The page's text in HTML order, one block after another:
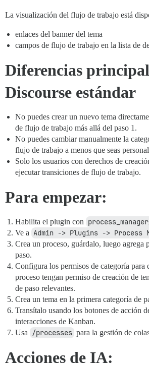
La visualización del flujo de trabajo está
enlaces del banner del tema
campos de flujo de trabajo en la lista de
Diferencias
Discourse estándar
No puedes crear un nuevo tema
de flujo de trabajo más allá del paso 1.
No puedes cambiar manualmente la
flujo de trabajo a menos que seas
Solo los usuarios con derechos de
ejecutar transiciones de flujo de trabajo.
Para empezar:
Habilita el plugin con
Ve a Admin -> Plugins -> Process
Crea un proceso, guárdalo, luego agrega
paso.
Configura los permisos de categoría para
proceso tengan permiso de creación de
de paso relevantes.
Crea un tema en la primera categoría de
Transítalo usando los botones de acción
interacciones de Kanban.
Usa
/processes para la gestión de
Acciones de IA: